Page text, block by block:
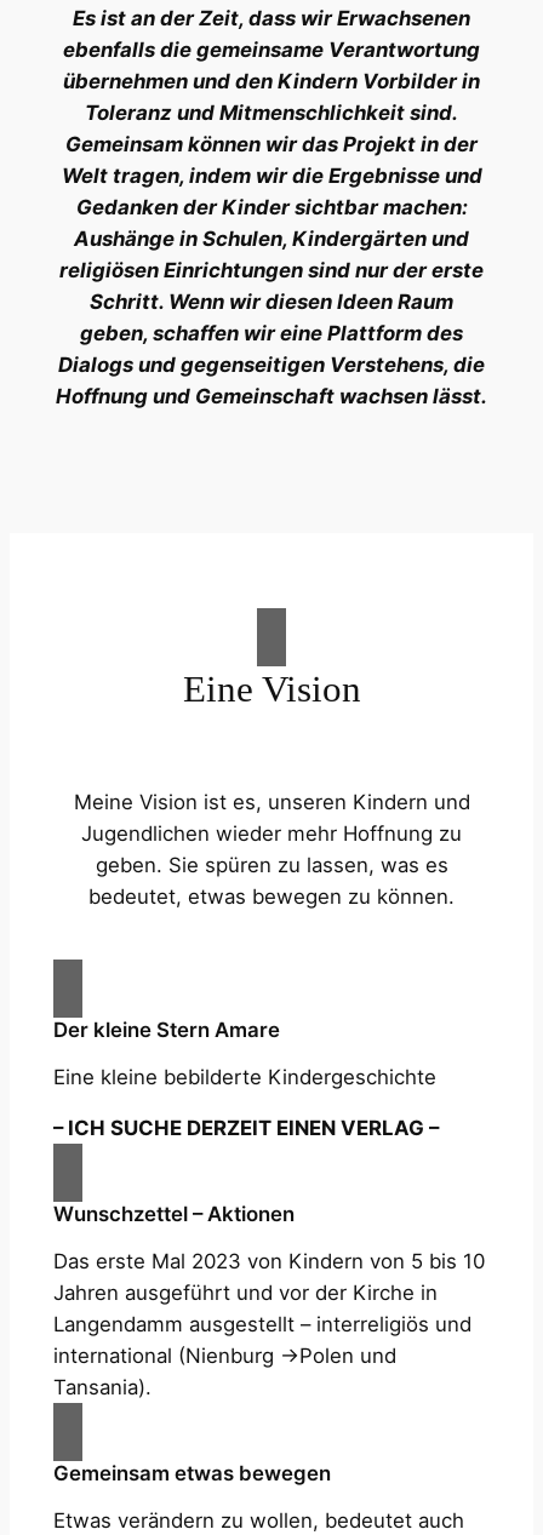
Es ist an der Zeit, dass wir Erwachsenen
ebenfalls die gemeinsame Verantwortung
übernehmen und den Kindern Vorbilder in
Toleranz und Mitmenschlichkeit sind.
Gemeinsam können wir das Projekt in der
Welt tragen, indem wir die Ergebnisse und
Gedanken der Kinder sichtbar machen:
Aushänge in Schulen, Kindergärten und
religiösen Einrichtungen sind nur der erste
Schritt. Wenn wir diesen Ideen Raum
geben, schaffen wir eine Plattform des
Dialogs und gegenseitigen Verstehens, die
Hoffnung und Gemeinschaft wachsen lässt.
Eine Vision
Meine Vision ist es, unseren Kindern und
Jugendlichen wieder mehr Hoffnung zu
geben. Sie spüren zu lassen, was es
bedeutet, etwas bewegen zu können.
Der kleine Stern Amare
Eine kleine bebilderte Kindergeschichte
– ICH SUCHE DERZEIT EINEN VERLAG –
Wunschzettel – Aktionen
Das erste Mal 2023 von Kindern von 5 bis 10
Jahren ausgeführt und vor der Kirche in
Langendamm ausgestellt – interreligiös und
international (Nienburg →Polen und
Tansania).
Gemeinsam etwas bewegen
Etwas verändern zu wollen, bedeutet auch